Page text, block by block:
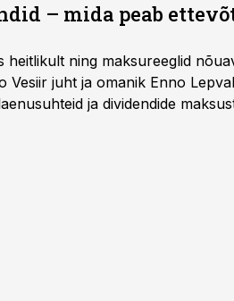
– mida peab
heitlikult ning maksureeglid
Vesiir juht ja omanik Enno
ja dividendide